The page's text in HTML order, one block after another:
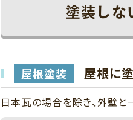
塗装しな
屋根塗装 屋根に
日本瓦の場合を除き、外壁と